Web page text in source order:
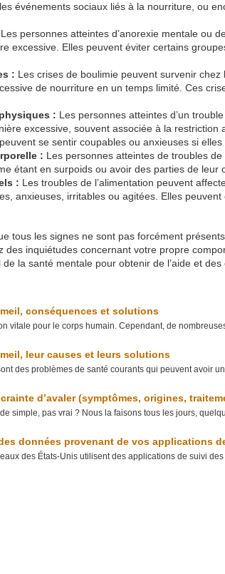
événements sociaux liés à la nourriture, ou
Les personnes atteintes d’anorexie mentale ou
excessive. Elles peuvent éviter certains
: Les crises de boulimie peuvent survenir
de nourriture en un temps limité. Ces
: Les personnes atteintes d’un
excessive, souvent associée à la
se sentir coupables ou anxieuses si
: Les personnes atteintes de troubles
étant en surpoids ou avoir des parties de leur
: Les troubles de l’alimentation peuvent
anxieuses, irritables ou agitées. Elles
tous les signes ne sont pas forcément
des inquiétudes concernant votre propre
la santé mentale pour obtenir de l’aide et des
conséquences et solutions
vitale pour le corps humain. Cependant, de
leur causes et leurs solutions
des problèmes de santé courants qui peuvent avoir
d’avaler (symptômes, origines,
simple, pas vrai ? Nous la faisons tous les jours,
données provenant de vos applications
des États-Unis utilisent des applications de suivi